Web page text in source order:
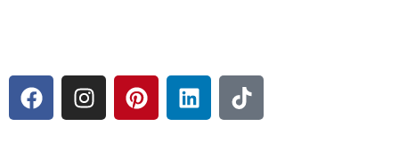
F
A
C
I
N
S
P
I
N
L
I
N
T
I
K